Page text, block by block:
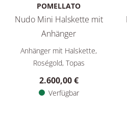
POMELLATO
Nudo Mini Halskette mit
Anhänger
Pomellato Nudo Mini Halskette
Anhänger mit Halskette,
Roségold, Topas
2.600,00 €
Verfügbar